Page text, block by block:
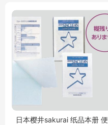
日本樱井sakurai 纸品本册 便